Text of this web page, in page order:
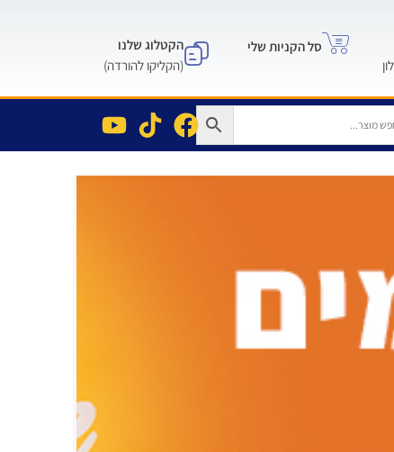
סל הקניות שלי
הקטלוג שלנו
(הקליקו להורדה)